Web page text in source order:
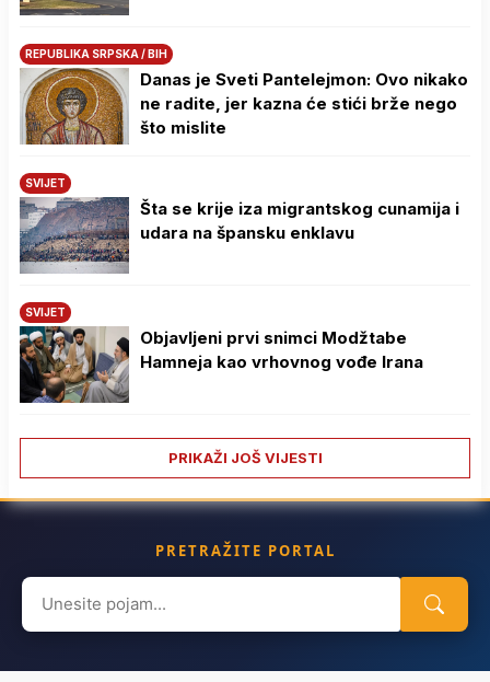
REPUBLIKA SRPSKA / BIH
Danas je Sveti Pantelejmon: Ovo nikako
ne radite, jer kazna će stići brže nego
što mislite
SVIJET
Šta se krije iza migrantskog cunamija i
udara na špansku enklavu
SVIJET
Objavljeni prvi snimci Modžtabe
Hamneja kao vrhovnog vođe Irana
PRIKAŽI JOŠ VIJESTI
PRETRAŽITE PORTAL
Search
for: